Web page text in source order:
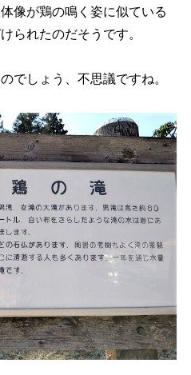
像が鶏の鳴く姿に似ている
られたのだそうです。
でしょう、不思議ですね。